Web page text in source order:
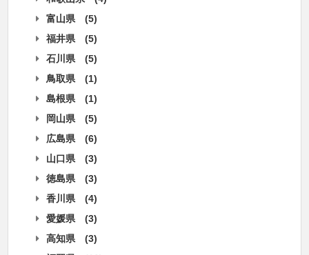
富山県
(5)
福井県
(5)
石川県
(5)
鳥取県
(1)
島根県
(1)
岡山県
(5)
広島県
(6)
山口県
(3)
徳島県
(3)
香川県
(4)
愛媛県
(3)
高知県
(3)